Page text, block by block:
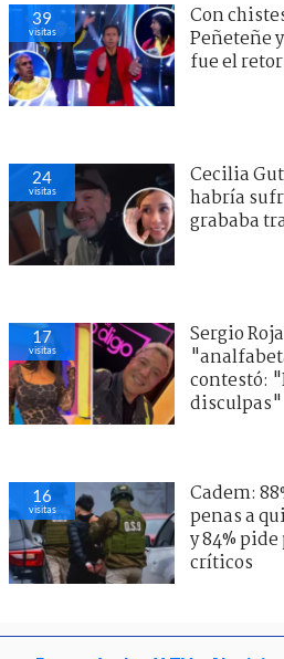
39
visitas
Con
Peñeteñe
fue el
24
visitas
Cecilia
habría
grababa
17
visitas
Sergio
contestó:
disculpas"
16
visitas
Cadem:
penas a
y 84%
críticos